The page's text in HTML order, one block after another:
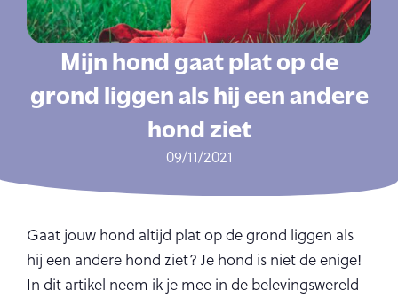
Mijn hond gaat plat op de
grond liggen als hij een andere
hond ziet
09/11/2021
Gaat jouw hond altijd plat op de grond liggen als
hij een andere hond ziet? Je hond is niet de enige!
In dit artikel neem ik je mee in de belevingswereld